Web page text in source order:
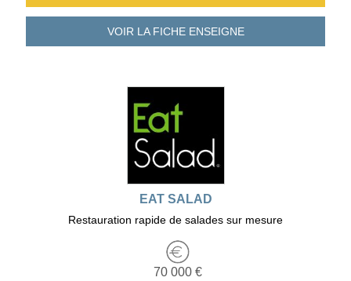
VOIR LA FICHEENSEIGNE
EAT SALAD
Restauration rapide de salades sur mesure
70 000 €